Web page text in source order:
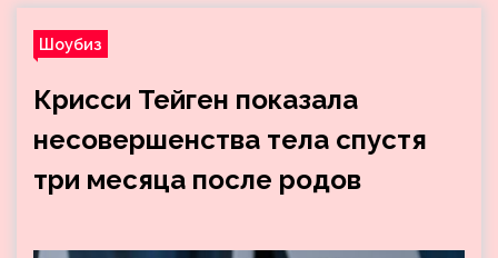
Шоубиз
Крисси Тейген показала
несовершенства тела спустя
три месяца после родов